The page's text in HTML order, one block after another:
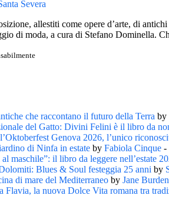
allestiti come opere d’arte, di
di moda, a cura di Stefano Dominella.
che raccontano il futuro della Terra by
del Gatto: Divini Felini è il libro da
Genova 2026, l’unico
di Ninfa in estate by Fabiola Cinque -
maschile”: il libro da leggere nell’estate
Blues & Soul festeggia 25 anni by
di mare del Mediterraneo by Jane Burden
Flavia, la nuova Dolce Vita romana tra